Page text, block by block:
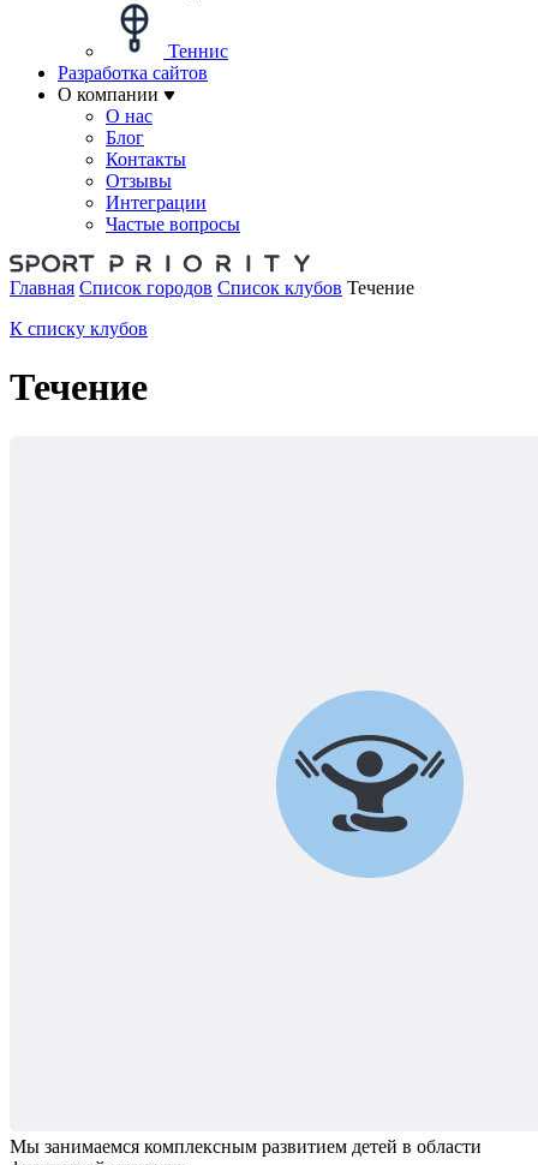
Теннис
Разработка сайтов
О компании
О нас
Блог
Контакты
Отзывы
Интеграции
Частые вопросы
Главная Список городов Список клубов Течение
К списку клубов
Течение
Мы занимаемся комплексным развитием детей в области